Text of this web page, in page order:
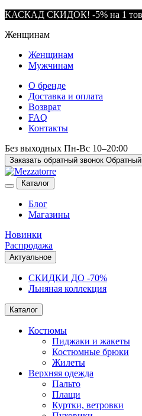
КАСКАД СКИДОК! -5% на 1
Женщинам
Женщинам
Мужчинам
О бренде
Доставка и оплата
Возврат
FAQ
Контакты
Без выходных Пн-Вс 10–20:00
Заказать обратный звонок Обратный
Каталог
Блог
Магазины
Новинки
Распродажа
Актуальное
СКИДКИ ДО -70%
Льняная коллекция
Каталог
Костюмы
Пиджаки и жакеты
Костюмные брюки
Жилеты
Верхняя одежда
Пальто
Плащи
Куртки, ветровки